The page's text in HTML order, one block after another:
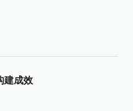
建成效